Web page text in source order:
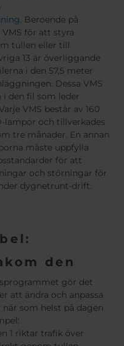
. Beroende på
för att styra
tullen eller till
13 är överliggande
i den 57,5 meter
Dessa VMS
den fil som leder
VMS består av 160
lampor och tillverkades
tre månader. En annan
måste uppfylla
för att
och störningar för
dygnetrunt-drift.
den
gör det
att ändra och anpassa
som helst på dagen
1 riktar trafik över